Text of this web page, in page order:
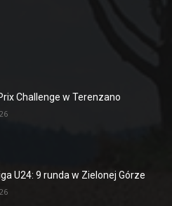
Challenge w Terenzano
U24: 9 runda w Zielonej Górze